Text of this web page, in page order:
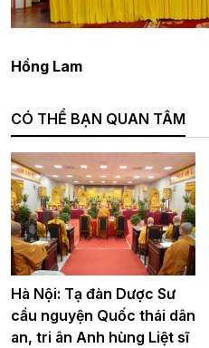
Hồng Lam
CÓ THỂ BẠN QUAN TÂM
Hà Nội: Tạ đàn Dược Sư
cầu nguyện Quốc thái dân
an, tri ân Anh hùng Liệt sĩ